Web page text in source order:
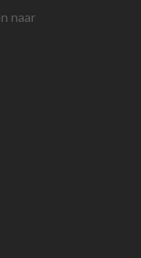
naar